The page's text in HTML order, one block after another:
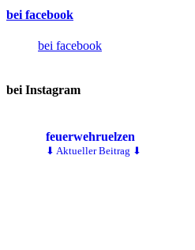
bei facebook
bei facebook
bei Instagram
feuerwehruelzen
⬇ Aktueller Beitrag ⬇